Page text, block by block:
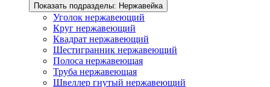
Показать подразделы: Нержавейка
Уголок нержавеющий
Круг нержавеющий
Квадрат нержавеющий
Шестигранник нержавеющий
Полоса нержавеющая
Труба нержавеющая
Швеллер гнутый нержавеющий